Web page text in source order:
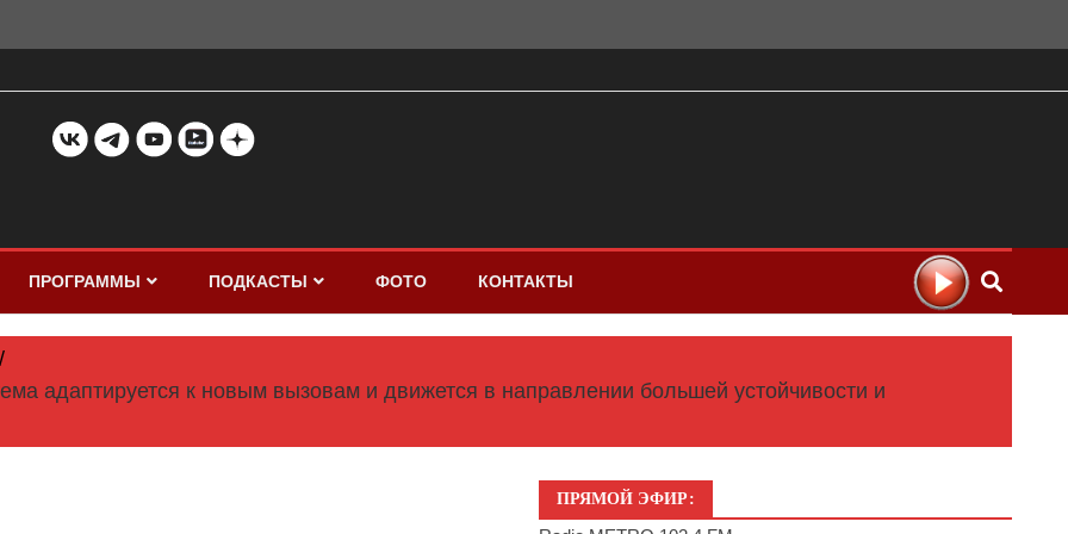
ПРОГРАММЫ ПОДКАСТЫ ФОТО КОНТАКТЫ
адаптируется к новым вызовам и движется в направлении большей устойчивости и
ПРЯМОЙ ЭФИР: